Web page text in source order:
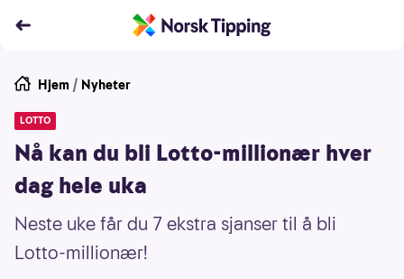
Hjem / Nyheter
LOTTO
Nå kan du bli Lotto-millionær hver
dag hele uka
Neste uke får du 7 ekstra sjanser til å bli
Lotto-millionær!